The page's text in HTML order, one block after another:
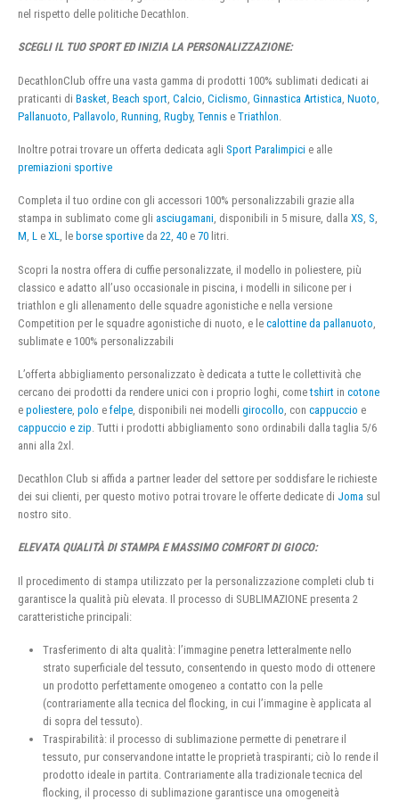
nel rispetto delle politiche Decathlon.
SCEGLI IL TUO SPORT ED INIZIA LA PERSONALIZZAZIONE:
DecathlonClub offre una vasta gamma di prodotti 100% sublimati dedicati ai
praticanti di Basket Beach sport Calcio Ciclismo Ginnastica Artistica Nuoto
Pallanuoto Pallavolo Running Rugby, Tennis e Triathlon
Inoltre potrai trovare un offerta dedicata agli Sport Paralimpici e alle
premiazioni sportive
Completa il tuo ordine con gli accessori 100% personalizzabili grazie alla
stampa in sublimato come gli asciugamani, disponibili in 5 misure, dalla XS, S,
M, L e XL, le borse sportive da 22, 40 e 70 litri.
Scopri la nostra offera di cuffie personalizzate, il modello in poliestere, più
classico e adatto all’uso occasionale in piscina, i modelli in silicone per i
triathlon e gli allenamento delle squadre agonistiche e nella versione
Competition per le squadre agonistiche di nuoto, e le calottine da pallanuoto
sublimate e 100% personalizzabili
L’offerta abbigliamento personalizzato è dedicata a tutte le collettività che
cercano dei prodotti da rendere unici con i proprio loghi, cometshirt in cotone
e poliestere polo e felpe , disponibili nei modelli girocollo , con cappuccio e
cappuccio e zip . Tutti i prodotti abbigliamento sono ordinabili dalla taglia 5/6
anni alla 2xl.
Decathlon Club si affida a partner leader del settore per soddisfare le richieste
dei sui clienti, per questo motivo potrai trovare le offerte dedicate di Joma sul
nostro sito.
ELEVATA QUALITÀ DI STAMPA E MASSIMO COMFORT DI GIOCO:
Il procedimento di stampa utilizzato per la personalizzazione completi club ti
garantisce la qualità più elevata. Il processo di SUBLIMAZIONE presenta 2
caratteristiche principali:
Trasferimento di alta qualità: l’immagine penetra letteralmente nello
strato superficiale del tessuto, consentendo in questo modo di ottenere
un prodotto perfettamente omogeneo a contatto con la pelle
(contrariamente alla tecnica del flocking, in cui l’immagine è applicata al
di sopra del tessuto).
Traspirabilità: il processo di sublimazione permette di penetrare il
tessuto, pur conservandone intatte le proprietà traspiranti; ciò lo rende il
prodotto ideale in partita. Contrariamente alla tradizionale tecnica del
flocking, il processo di sublimazione garantisce una omogeneità